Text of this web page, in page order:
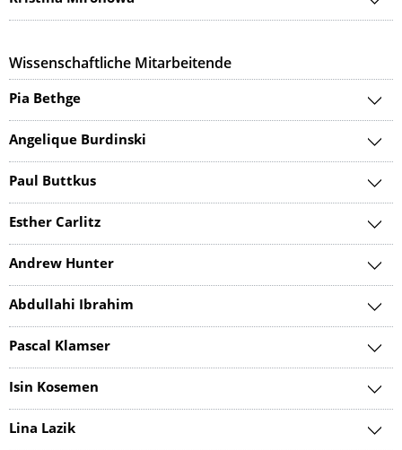
Wissenschaftliche Mitarbeitende
Pia Bethge
Angelique Burdinski
Paul Buttkus
Esther Carlitz
Andrew Hunter
Abdullahi Ibrahim
Pascal Klamser
Isin Kosemen
Lina Lazik